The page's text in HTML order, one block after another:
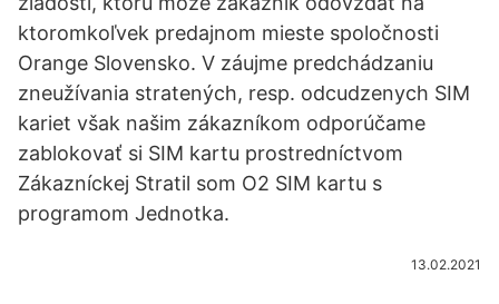
ktoromkoľvek predajnom mieste spoločnosti
Orange Slovensko. V záujme predchádzaniu
zneužívania stratených, resp. odcudzenych SIM
kariet však našim zákazníkom odporúčame
zablokovať si SIM kartu prostredníctvom
Zákazníckej Stratil som O2 SIM kartu s
programom Jednotka.
13.02.2021